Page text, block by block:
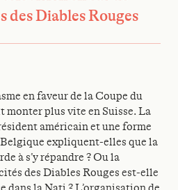
des Diables Rouges
en faveur de la Coupe du
monter plus vite en Suisse. La
américain et une forme
expliquent-elles que la
à s’y répandre ? Ou la
des Diables Rouges est-elle